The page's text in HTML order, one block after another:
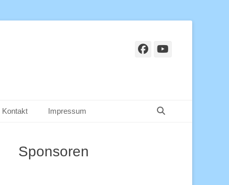
Facebook
Kontakt Impressum
Sponsoren